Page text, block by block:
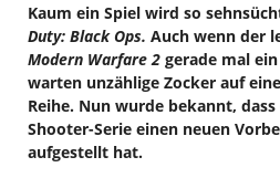
Kaum ein Spiel wird so
Duty: Black Ops. Auch wenn der
Modern Warfare 2 gerade mal
warten unzählige Zocker auf
Reihe. Nun wurde bekannt,
Shooter-Serie einen neuen
aufgestellt hat.